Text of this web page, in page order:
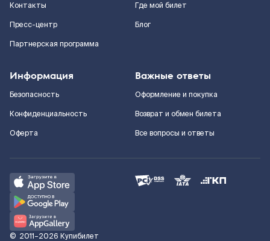
Контакты
Пресс-центр
Партнерская программа
Где мой билет
Блог
Информация
Безопасность
Конфиденциальность
Оферта
Важные ответы
Оформление и покупка
Возврат и обмен билета
Все вопросы и ответы
© 2011–2026 Купибилет